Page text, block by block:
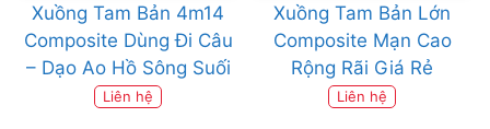
Xuồng Tam Bản 4m14
Composite Dùng Đi Câu
– Dạo Ao Hồ Sông Suối
Liên hệ
Xuồng Tam Bản Lớn
Composite Mạn Cao
Rộng Rãi Giá Rẻ
Liên hệ